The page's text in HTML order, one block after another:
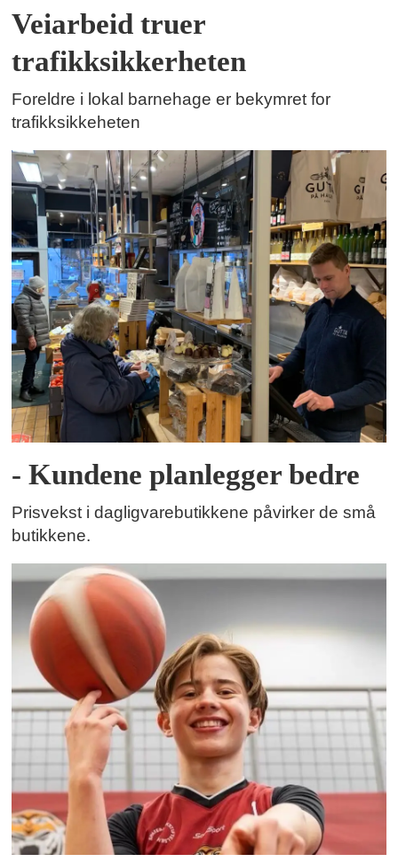
Veiarbeid truer
trafikksikkerheten
Foreldre i lokal barnehage er bekymret for
trafikksikkeheten
- Kundene planlegger bedre
Prisvekst i dagligvarebutikkene påvirker de små
butikkene.